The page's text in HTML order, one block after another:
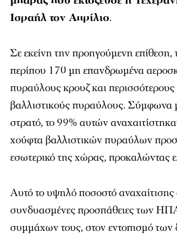
Ισραήλ τον Απρίλιο.
Σε εκείνη την προηγούμενη επίθεση,
περίπου 170 μη επανδρωμένα
πυραύλους κρουζ και
βαλλιστικούς πυραύλους. Σύμφωνα
στρατό, το 99% αυτών
χούφτα βαλλιστικών πυραύλων
εσωτερικό της χώρας, προκαλώντας
Αυτό το υψηλό ποσοστό αναχαίτισης
συνδυασμένες προσπάθειες των
συμμάχων τους, στον εντοπισμό